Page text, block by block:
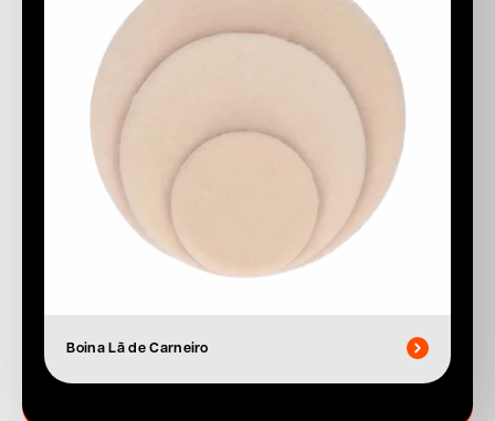
Boina Lã de Carneiro